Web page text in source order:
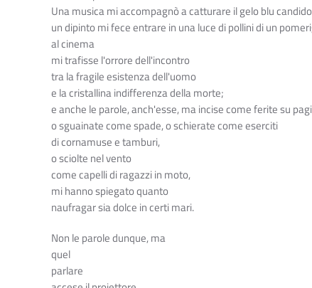
Una musica mi accompagnò a catturare il gelo blu
un dipinto mi fece entrare in una luce di pollini di un
al cinema
mi trafisse l'orrore dell'incontro
tra la fragile esistenza dell'uomo
e la cristallina indifferenza della morte;
e anche le parole, anch'esse, ma incise come ferite su
o sguainate come spade, o schierate come eserciti
di cornamuse e tamburi,
o sciolte nel vento
come capelli di ragazzi in moto,
mi hanno spiegato quanto
naufragar sia dolce in certi mari.
Non le parole dunque, ma
quel
parlare